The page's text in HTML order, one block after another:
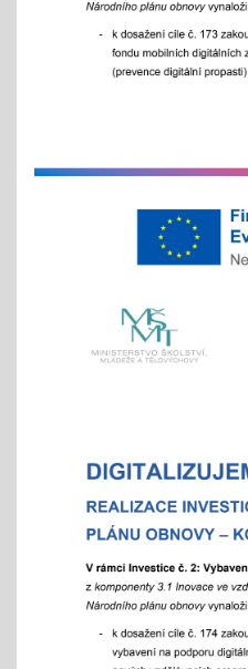
celoškolní slavnostní
25. 11. 2025
na jaře si potom
volný vstup s
4x - od 11. do 20. 11.
aneb "Kam na
pedagogy a školním
- od 16 hod.
Adaptační týden -
01.09.2025
- celoškoní akce 1.- 5. 9./
komunikace a sociálního